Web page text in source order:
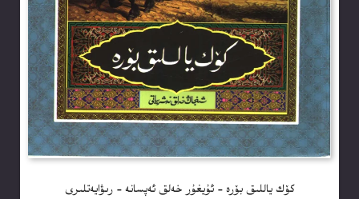
كۆك ياللىق بۆرە – ئۇيغۇر خەلق ئەپسانە – رىۋايەتلىرى